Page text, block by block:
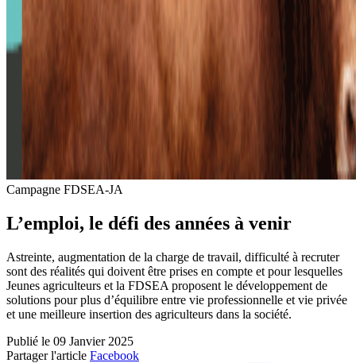
Campagne FDSEA-JA
L’emploi, le défi des années à venir
Astreinte, augmentation de la charge de travail, difficulté à recruter
sont des réalités qui doivent être prises en compte et pour lesquelles
Jeunes agriculteurs et la FDSEA proposent le développement de
solutions pour plus d’équilibre entre vie professionnelle et vie privée
et une meilleure insertion des agriculteurs dans la société.
Publié le 09 Janvier 2025
Partager l'article Facebook